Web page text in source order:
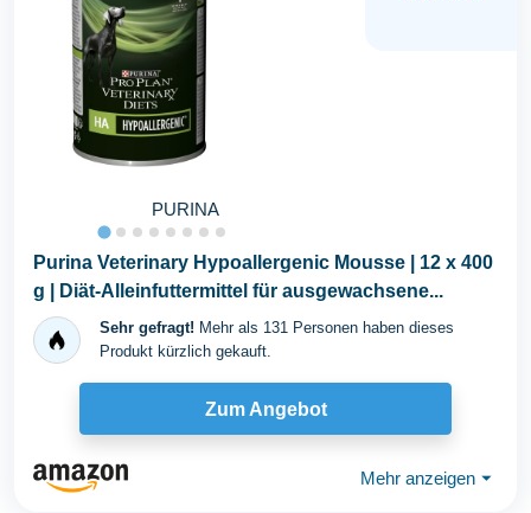
PURINA
Purina Veterinary Hypoallergenic Mousse | 12 x 400
g | Diät-Alleinfuttermittel für ausgewachsene...
Sehr gefragt! Mehr als 131 Personen haben dieses
Produkt kürzlich gekauft.
Zum Angebot
Mehr anzeigen ⏷